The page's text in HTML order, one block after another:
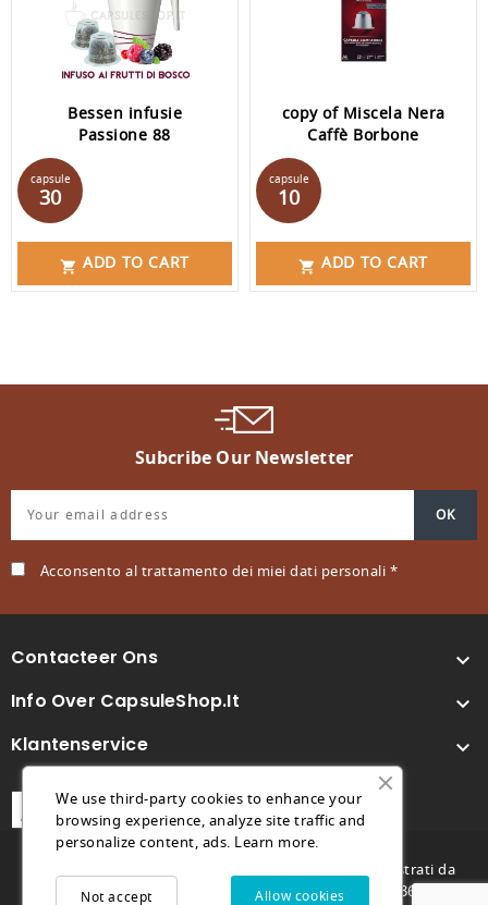
Bessen infusie
Passione 88
capsule
30
 ADD TO CART
copy of Miscela Nera
Caffè Borbone
capsule
10
 ADD TO CART
Subcribe Our Newsletter
Acconsento al trattamento dei miei dati personali *
Contacteer Ons 
Info Over CapsuleShop.it 
Klantenservice 
© 2026 - Capsuleshop.it e 88° Caffè sono marchi registrati da
Future Store S.R.L. - C.F. e P.IVA 04682730264 - REA TV369996 -
We use third-party cookies to enhance your
browsing experience, analyze site traffic and
personalize content, ads. Learn more.
Allow cookies
Not accept